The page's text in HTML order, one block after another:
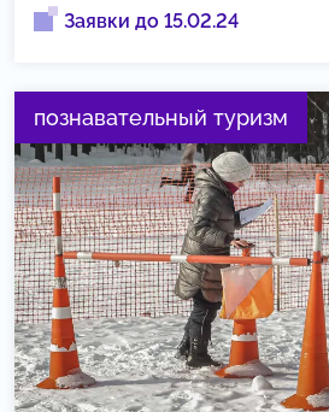
Заявки до 15.02.24
познавательный туризм